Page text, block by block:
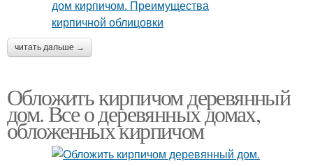
читать дальше →
Обложить кирпичом деревянный
дом. Все о деревянных домах,
обложенных кирпичом